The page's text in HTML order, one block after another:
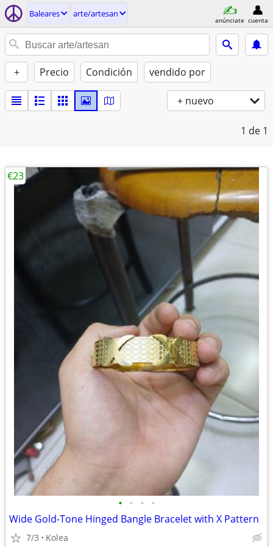
Baleares arte/artesan
anúnciate cuenta
+ Precio Condición vendido por
+ nuevo
1 de 1
• • • •
Wide Gold-Tone Hinged Bangle Bracelet with X Pattern
7/3 Kolea
€23